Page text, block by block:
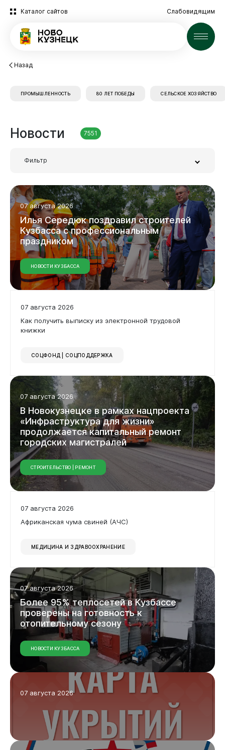
Каталог сайтов Слабовидящим
Новости
Администрация
Горожанам
Документы
Виртуальнаяприемная
Назад
Фильтр
Заголовок или часть текста
Дата
Применить фильтр
Сбросить фильтр
Новости 7551
ПРОМЫШЛЕННОСТЬ 80 ЛЕТ ПОБЕДЫ СЕЛЬСКОЕ ХОЗЯЙСТВО
07 августа 2026
ИльяСередюкпоздравилстроителей
Кузбассаспрофессиональным
праздником
НОВОСТИ КУЗБАССА
07 августа 2026
Как получить выписку из электронной трудовой
книжки
СОЦФОНД | СОЦПОДДЕРЖКА
07 августа 2026
В Новокузнецкеврамкахнацпроекта
«Инфраструктурадляжизни»
продолжаетсякапитальныйремонт
городских магистралей
СТРОИТЕЛЬСТВО | РЕМОНТ
07 августа 2026
Африканская чума свиней (АЧС)
МЕДИЦИНА И ЗДРАВООХРАНЕНИЕ
07 августа 2026
Более95%теплосетейвКузбассе
проверенынаготовностьк
отопительномусезону
НОВОСТИ КУЗБАССА
07 августа 2026